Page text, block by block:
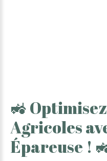
🚜 Optimisez
Agricoles
Épareuse !